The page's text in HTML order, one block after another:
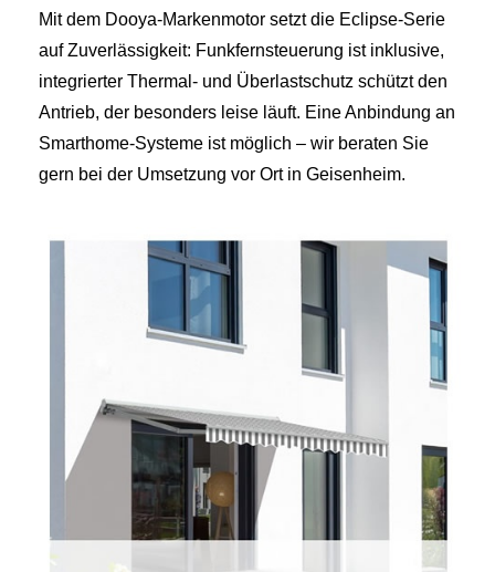
Mit dem Dooya-Markenmotor setzt die Eclipse-Serie
auf Zuverlässigkeit: Funkfernsteuerung ist inklusive,
integrierter Thermal- und Überlastschutz schützt den
Antrieb, der besonders leise läuft. Eine Anbindung an
Smarthome-Systeme ist möglich – wir beraten Sie
gern bei der Umsetzung vor Ort in Geisenheim.